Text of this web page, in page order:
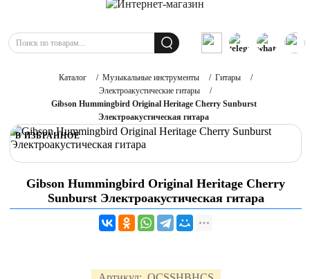
Каталог / Музыкальные инструменты / Гитары
/
Электроакустические гитары
/
Gibson Hummingbird Original Heritage Cherry Sunburst
Электроакустическая гитара
В ИЗБРАННОЕ
Gibson Hummingbird Original Heritage Cherry
Sunburst Электроакустическая гитара